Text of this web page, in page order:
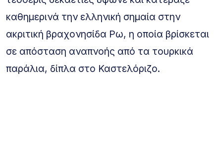
καθημερινά την ελληνική σημαία στην
ακριτική βραχονησίδα Ρω, η οποία βρίσκεται
σε απόσταση αναπνοής από τα τουρκικά
παράλια, δίπλα στο Καστελόριζο.